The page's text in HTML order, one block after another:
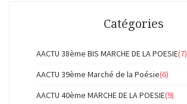
Catégories
AACTU 38ème BIS MARCHE DE LA POESIE(7)
AACTU 39ème Marché de la Poésie(6)
AACTU 40ème MARCHE DE LA POESIE(9)